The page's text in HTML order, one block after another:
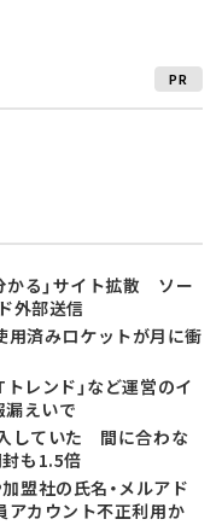
PR
かる」サイト拡散 ソー
外部送信
済みロケットが月に衝
レンド」など運営のイ
えいで
していた 間に合わな
も1.5倍
盟社の氏名・メルアド
カウント不正利用か